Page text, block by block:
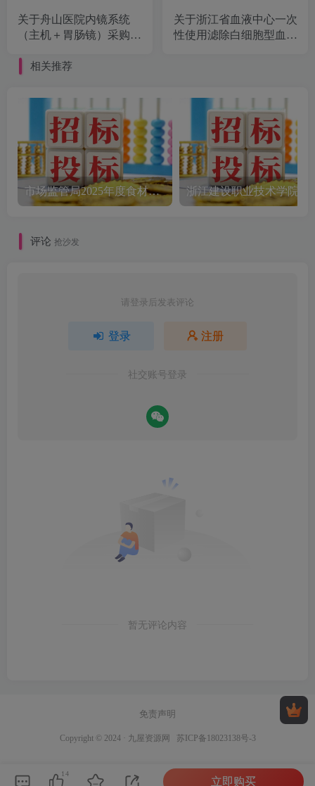
关于舟山医院内镜系统
（主机＋胃肠镜）采购项
方舟工程造价咨询有限公
关于浙江省血液中心一次
性使用滤除白细胞型血袋
相关推荐
市场监管局2025年度食材配送采购公告
评论 抢沙发
请登录后发表评论
登录 注册
社交账号登录
暂无评论内容
免责声明
Copyright © 2024 · 九屋资源网 苏ICP备18023138号-3
14
立即购买